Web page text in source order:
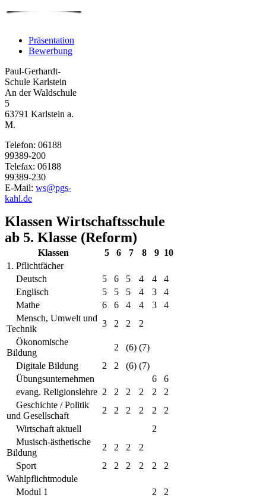
Präsentation
Bewerbung
Paul-Gerhardt-
Schule Karlstein
An der Waldschule
5
63791 Karlstein a.
M.
Telefon: 06188
99389-200
Telefax: 06188
99389-230
E-Mail: ws@pgs-
kahl.de
Klassen Wirtschaftsschule
ab 5. Klasse (Reform)
Klassen 5 6 7 8 9 10
1. Pflichtfächer
Deutsch
5 6 5 4 4
4
Englisch
5 5 5 4 3
4
Mathe
6 6 4 4 3
4
Mensch, Umwelt und
Technik
3 2 2
2
Ökonomische
Bildung
2 (6) (7)
Digitale Bildung
2 2 (6) (7)
Übungsunternehmen
6
6
evang. Religionslehre 2 2 2 2 2
2
Geschichte / Politik
und Gesellschaft
2 2 2 2 2
2
Wirtschaft aktuell
2
Musisch-ästhetische
Bildung
2 2 2
2
Sport
2 2 2 2 2
2
Wahlpflichtmodule
Modul 1
2
2